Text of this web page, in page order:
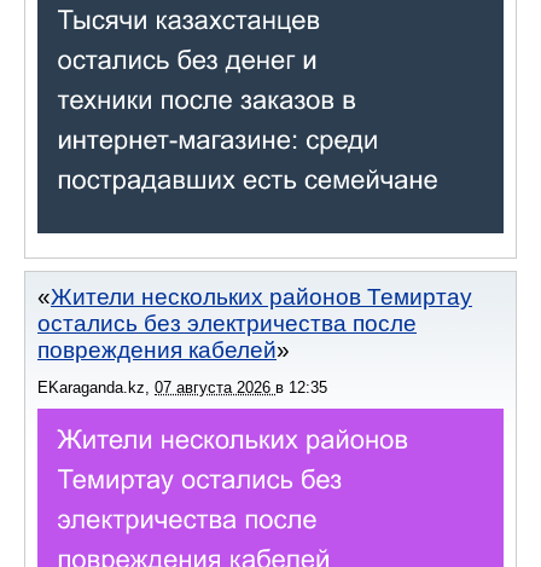
Жители нескольких районов Темиртау
остались без электричества после
повреждения кабелей
EKaraganda.kz, 07 августа 2026 в 12:35